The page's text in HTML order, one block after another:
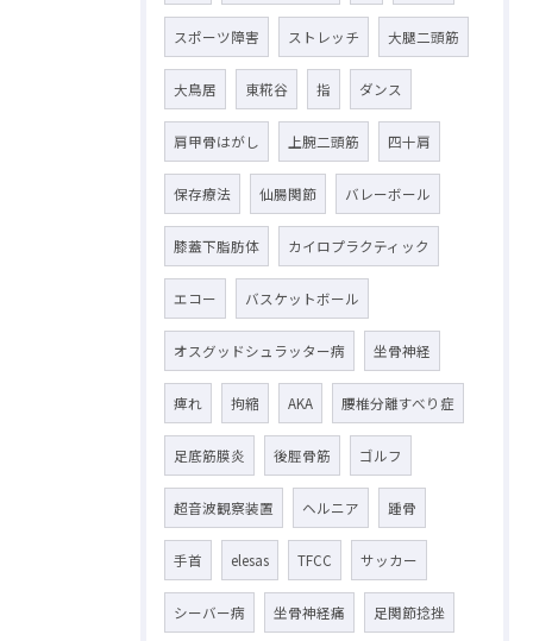
スポーツ障害 ストレッチ 大腿二頭筋
大鳥居 東糀谷 指 ダンス
肩甲骨はがし 上腕二頭筋 四十肩
保存療法 仙腸関節 バレーボール
膝蓋下脂肪体 カイロプラクティック
エコー バスケットボール
オスグッドシュラッター病 坐骨神経
痺れ 拘縮 AKA 腰椎分離すべり症
足底筋膜炎 後脛骨筋 ゴルフ
超音波観察装置 ヘルニア 踵骨
手首 elesas TFCC サッカー
シーバー病 坐骨神経痛 足関節捻挫